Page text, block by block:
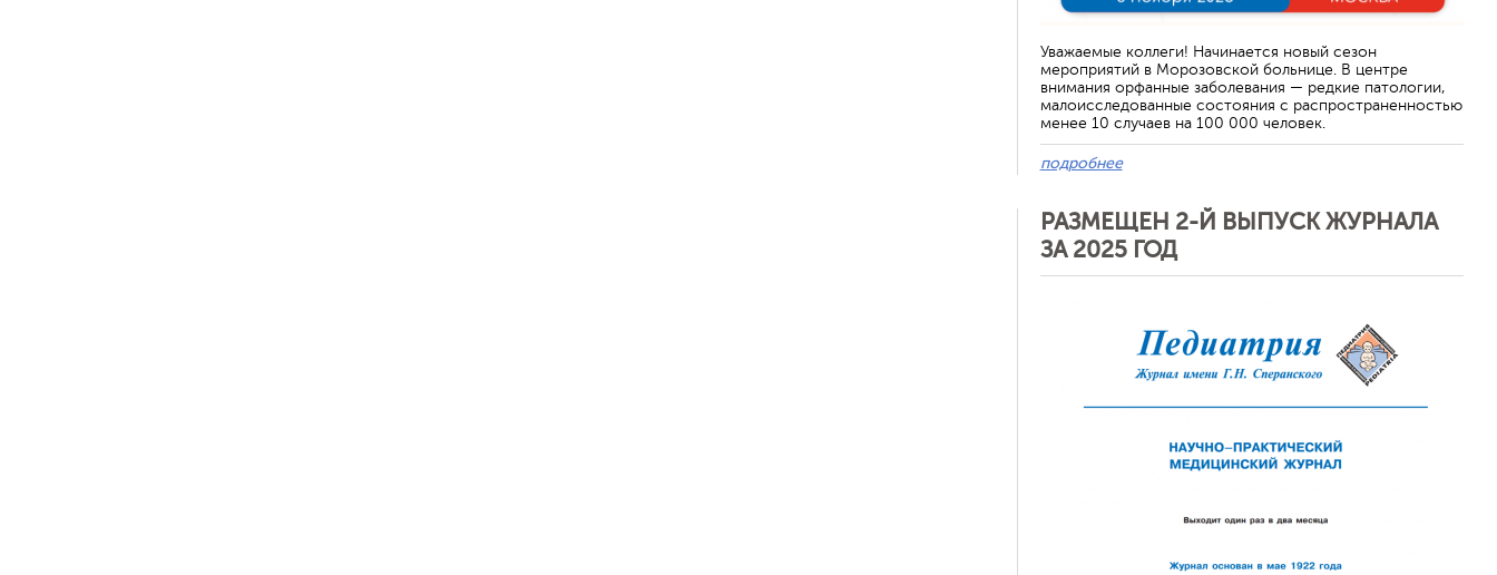
Уважаемые коллеги! Начинается новый сезон
мероприятий в Морозовской больнице. В центре
внимания орфанные заболевания — редкие патологии,
малоисследованные состояния с распространенностью
менее 10 случаев на 100 000 человек.
подробнее
РАЗМЕЩЕН 2-Й ВЫПУСК ЖУРНАЛА
ЗА 2025 ГОД
Отменить